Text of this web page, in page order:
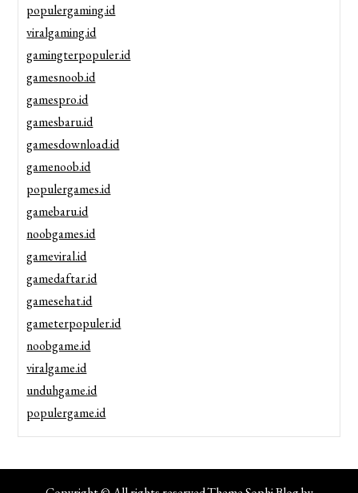
populergaming.id
viralgaming.id
gamingterpopuler.id
gamesnoob.id
gamespro.id
gamesbaru.id
gamesdownload.id
gamenoob.id
populergames.id
gamebaru.id
noobgames.id
gameviral.id
gamedaftar.id
gamesehat.id
gameterpopuler.id
noobgame.id
viralgame.id
unduhgame.id
populergame.id